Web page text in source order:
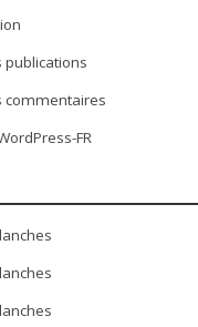
publications
commentaires
FR